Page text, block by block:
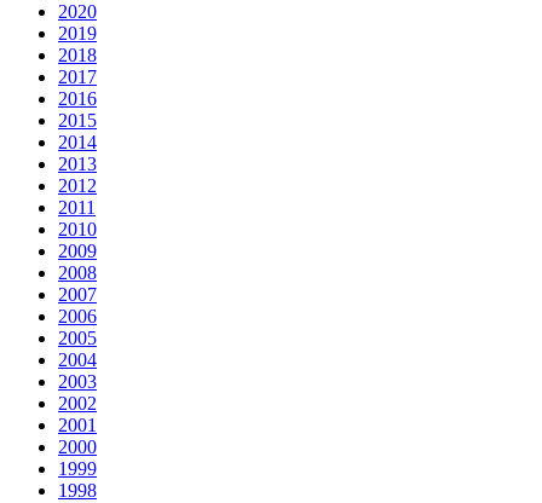
2020
2019
2018
2017
2016
2015
2014
2013
2012
2011
2010
2009
2008
2007
2006
2005
2004
2003
2002
2001
2000
1999
1998